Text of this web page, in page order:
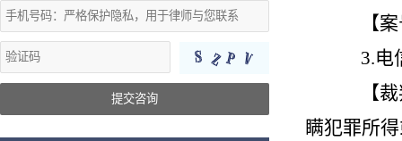
提交咨询
【
3.电
【
瞒犯罪所